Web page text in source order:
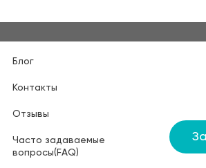
Блог
Контакты
Отзывы
Часто задаваемые
вопросы(FAQ)